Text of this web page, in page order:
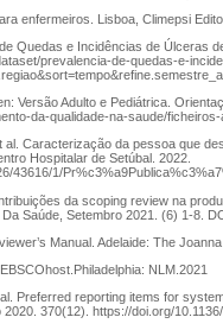
enfermeiros. Lisboa, Climepsi
Quedas e Incidências de Úlceras
prevalencia-de-quedas-e-
Versão Adulto e Pediátrica.
da-qualidade-na-saude/
al. Caracterização da pessoa que
Hospitalar de Setúbal. 2022.
43616/1/
da scoping review na
Saúde, Setembro 2021. (6) 1-8.
Manual. Adelaide: The
NLM.2021
Preferred reporting items for
370(12). https://doi.org/